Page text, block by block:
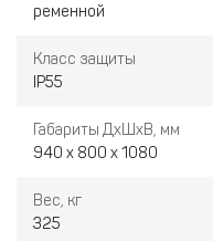
ременной
Класс защиты
IP55
Габариты ДxШxВ, мм
940 x 800 x 1080
Вес, кг
325